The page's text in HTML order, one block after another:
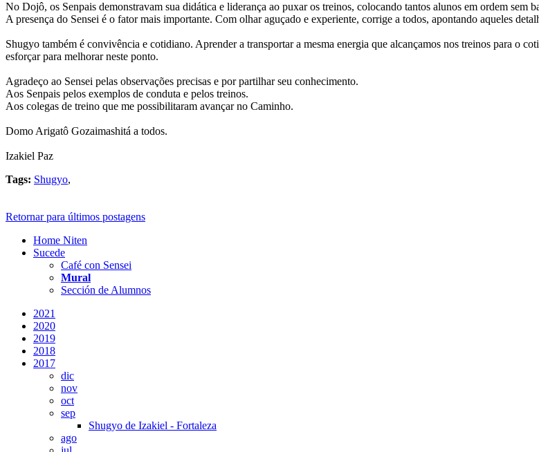
No Dojô, os Senpais demonstravam sua didática e liderança ao puxar os treinos, colocando tantos alunos em ordem sem
A presença do Sensei é o fator mais importante. Com olhar aguçado e experiente, corrige a todos, apontando aqueles
Shugyo também é convivência e cotidiano. Aprender a transportar a mesma energia que alcançamos nos treinos para o
esforçar para melhorar neste ponto.
Agradeço ao Sensei pelas observações precisas e por partilhar seu conhecimento.
Aos Senpais pelos exemplos de conduta e pelos treinos.
Aos colegas de treino que me possibilitaram avançar no Caminho.
Domo Arigatô Gozaimashitá a todos.
Izakiel Paz
Tags: Shugyo,
Retornar para últimos postagens
Home Niten
Sucede
Café con Sensei
Mural
Sección de Alumnos
2021
2020
2019
2018
2017
dic
nov
oct
sep
Shugyo de Izakiel - Fortaleza
ago